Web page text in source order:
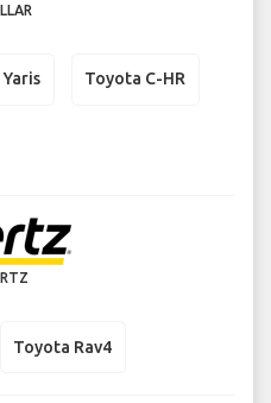
Toyota C-HR
Toyota Rav4